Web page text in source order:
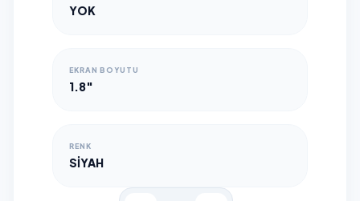
YOK
EKRAN BOYUTU
1.8"
RENK
SIYAH